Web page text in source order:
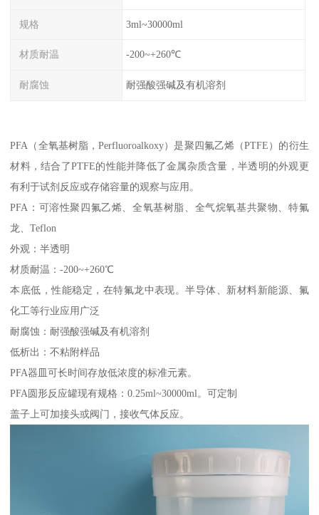
规格 3ml~30000ml
材质耐温 -200~+260℃
耐腐蚀 耐强酸强碱及有机溶剂
PFA（全氧基树脂，Perfluoroalkoxy）是聚四氟乙烯（PTFE）的衍生
材料，结合了PTFE的性能并降低了金属杂质含量，半透明的外观更
有利于试剂反应或存储容量的观察与应用。
PFA：可溶性聚四氟乙烯、全氧基树脂、全气烷氧基共聚物、特氟
龙、Teflon
外观：半透明
材质耐温：-200~+260℃
本底低，性能稳定，在特氟龙中表现。半导体、新材料新能源、氟
化工等行业应用广泛
耐腐蚀：耐强酸强碱及有机溶剂
低析出：不粘附样品
PFA器皿可长时间存放低浓度的标准元素。
PFA圆形反应罐现有规格：0.25ml~30000ml。可定制
盖子上可加接头或阀门，接收气体反应。